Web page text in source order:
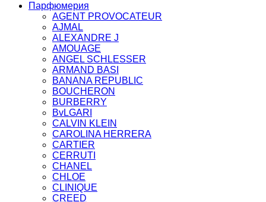
Парфюмерия
AGENT PROVOCATEUR
AJMAL
ALEXANDRE J
AMOUAGE
ANGEL SCHLESSER
ARMAND BASI
BANANA REPUBLIC
BOUCHERON
BURBERRY
BvLGARI
CALVIN KLEIN
CAROLINA HERRERA
CARTIER
CERRUTI
CHANEL
CHLOE
CLINIQUE
CREED